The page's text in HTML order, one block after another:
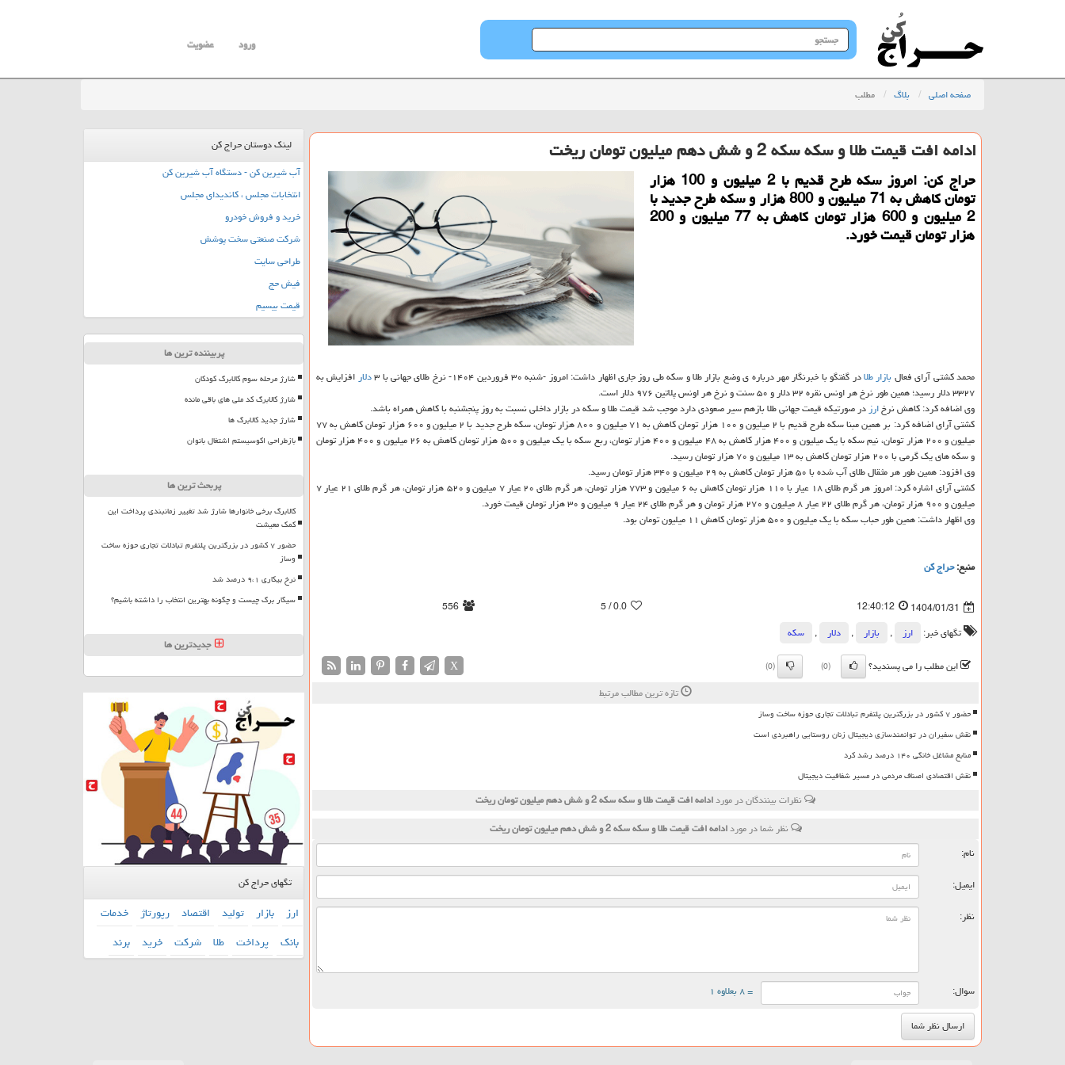
جستجو
در
ورود عضویت
صفحه اصلی بلاگ مطلب
ادامه افت قیمت طلا و سکه سکه 2 و شش دهم میلیون تومان ریخت
حراج کن: امروز سکه طرح قدیم با 2 میلیون و 100 هزار
تومان کاهش به 71 میلیون و 800 هزار و سکه طرح جدید با
2 میلیون و 600 هزار تومان کاهش به 77 میلیون و 200
هزار تومان قیمت خورد.
محمد کشتی آرای فعالبازارطلادر گفتگو با خبرنگار مهر درباره ی وضع بازار طلا و سکه طی روز جاری اظهار داشت: امروز -شنبه ۳۰ فروردین ۱۴۰۴- نرخ طلای جهانی با ۳ دلارافزایش به
۳۳۲۷ دلار رسید؛ همین طور نرخ هر اونس نقره ۳۲ دلار و ۵۰ سنت و نرخ هر اونس پلاتین ۹۷۶ دلار است.
وی اضافه کرد: کاهش نرخارزدر صورتیکه قیمت جهانی طلا بازهم سیر صعودی دارد موجب شد قیمت طلا و سکه در بازار داخلی نسبت به روز پنجشنبه با کاهش همراه باشد.
کشتی آرای اضافه کرد: بر همین مبنا سکه طرح قدیم با ۲ میلیون و ۱۰۰ هزار تومان کاهش به ۷۱ میلیون و ۸۰۰ هزار تومان، سکه طرح جدید با ۲ میلیون و ۶۰۰ هزار تومان کاهش به ۷۷
میلیون و ۲۰۰ هزار تومان، نیم سکه با یک میلیون و ۴۰۰ هزار کاهش به ۴۸ میلیون و ۴۰۰ هزار تومان، ربع سکه با یک میلیون و ۵۰۰ هزار تومان کاهش به ۲۶ میلیون و ۴۰۰ هزار تومان
و سکه های یک گرمی با ۲۰۰ هزار تومان کاهش به ۱۳ میلیون و ۷۰ هزار تومان رسید.
وی افزود: همین طور هر مثقال طلای آب شده با ۵۰ هزار تومان کاهش به ۲۹ میلیون و ۳۴۰ هزار تومان رسید.
کشتی آرای اشاره کرد: امروز هر گرم طلای ۱۸ عیار با ۱۱۰ هزار تومان کاهش به ۶ میلیون و ۷۷۳ هزار تومان، هر گرم طلای ۲۰ عیار ۷ میلیون و ۵۲۰ هزار تومان، هر گرم طلای ۲۱ عیار ۷
میلیون و ۹۰۰ هزار تومان، هر گرم طلای ۲۲ عیار ۸ میلیون و ۲۷۰ هزار تومان و هر گرم طلای ۲۴ عیار ۹ میلیون و ۳۰ هزار تومان قیمت خورد.
وی اظهار داشت: همین طور حباب سکه با یک میلیون و ۵۰۰ هزار تومان کاهش ۱۱ میلیون تومان بود.
منبع:حراج كن
1404/01/31
12:40:12
0.0
/ 5
556
تگهای خبر:
ارز , بازار , دلار ,
سكه
این مطلب را می پسندید؟
(0)
(0)
X
تازه ترین مطالب مرتبط
حضور ۷ کشور در بزرگترین پلتفرم تبادلات تجاری حوزه ساخت وساز
نقش سفیران در توانمندسازی دیجیتال زنان روستایی راهبردی است
منابع مشاغل خانگی ۱۴۰ درصد رشد کرد
نقش اقتصادی اصناف مردمی در مسیر شفافیت دیجیتال
نظرات بینندگان در موردادامه افت قیمت طلا و سکه سکه 2 و شش دهم میلیون تومان ریخت
نظر شما در موردادامه افت قیمت طلا و سکه سکه 2 و شش دهم میلیون تومان ریخت
نام:
ایمیل:
نظر:
سوال: = ۸ بعلاوه ۱
لینک دوستان حراج کن
آب شیرین کن - دستگاه آب شیرین کن
انتخابات مجلس ، کاندیدای مجلس
خرید و فروش خودرو
شرکت صنعتی سخت پوشش
طراحی سایت
فیش حج
قیمت بیسیم
پربیننده ترین ها
شارژ مرحله سوم کالابرگ کودکان
شارژ کالابرگ کد ملی های باقی مانده
شارژ جدید کالابرگ ها
بازطراحی اکوسیستم اشتغال بانوان
پربحث ترین ها
کالابرگ برخی خانوارها شارژ شد تغییر زمانبندی پرداخت این
کمک معیشت
حضور ۷ کشور در بزرگترین پلتفرم تبادلات تجاری حوزه ساخت
وساز
نرخ بیکاری ۹،۱ درصد شد
سیگار برگ چیست و چگونه بهترین انتخاب را داشته باشیم؟
جدیدترین ها
تگهای حراج کن
ارز بازار تولید اقتصاد رپورتاژ خدمات
بانك پرداخت طلا شركت خرید برند